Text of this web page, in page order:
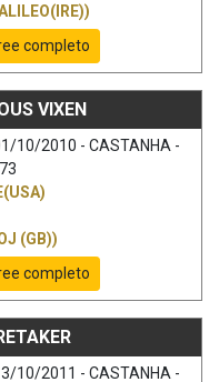
completo
VIXEN
10/2010 - CASTANHA -
(GB))
completo
10/2011 - CASTANHA -